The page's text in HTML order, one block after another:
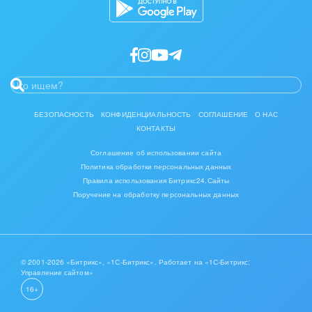
Консалтинговые и управленческие услуги
Культурные события, спорт, шоу-бизнес
Логистика
Медицина и фармацевтика
Металлургия
Мода, одежда, аксессуары, стиль
Нефть, газ
Оборудование, техника
БЕЗОПАСНОСТЬ КОНФИДЕНЦИАЛЬНОСТЬ СОГЛАШЕНИЕ
О НАС
КОНТАКТЫ
Соглашение об использовании сайта
Политика обработки персональных данных
Правила использования Битрикс24.Сайты
Поручение на обработку персональных данных
© 2001-2026 «Битрикс», «1С-Битрикс». Работает на «1С-Битрикс:
Управление сайтом»
16+